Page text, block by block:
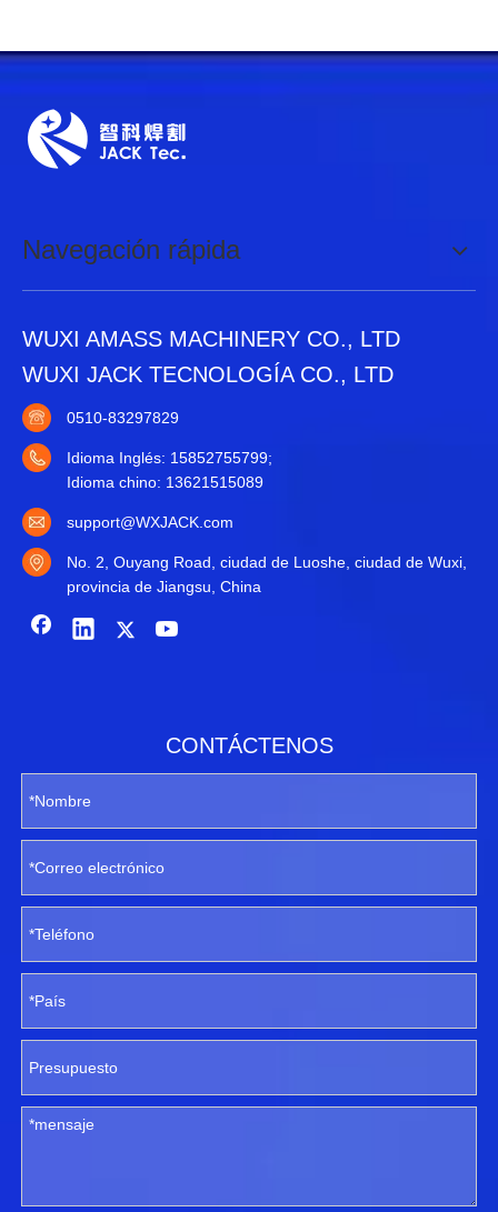
adecuado de la máquina soldadora de
y parámetros del proceso de
operación de soldadura; 6) Resumen
sobre el uso efectivo de la máquina de
Navegación rápida
WUXI AMASS MACHINERY CO., LTD
WUXI JACK TECNOLOGÍA CO., LTD
0510-83297829
Idioma Inglés: 15852755799;
Idioma chino: 13621515089
support@WXJACK.com
No. 2, Ouyang Road, ciudad de Luoshe, ciudad de Wuxi,
provincia de Jiangsu, China
CONTÁCTENOS